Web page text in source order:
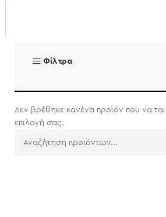
Φίλτρα
Δεν βρέθηκε κανένα προϊόν που να
επιλογή σας.